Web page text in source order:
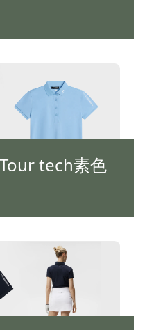
Tour tech素色